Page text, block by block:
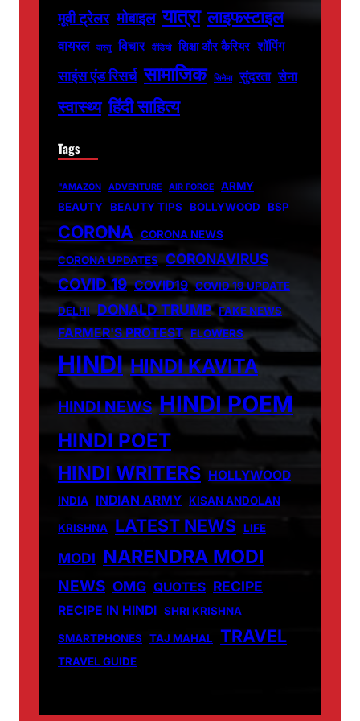
मूवी ट्रेलर मोबाइल यात्रा लाइफस्टाइल
वायरल वास्तु विचार वीडियो शिक्षा और कैरियर शॉपिंग
साइंस एंड रिसर्च सामाजिक सिनेमा सुंदरता सेना
स्वास्थ्य हिंदी साहित्य
Tags
"AMAZON ADVENTURE AIR FORCE
ARMY
BEAUTY BEAUTY TIPS BOLLYWOOD BSP
CORONA
CORONA NEWS
CORONA UPDATES CORONAVIRUS
COVID 19 COVID19 COVID 19 UPDATE
DELHI
DONALD TRUMP FAKE NEWS
FARMER'S PROTEST FLOWERS
HINDI HINDI KAVITA
HINDI NEWS HINDI POEM
HINDI POET
HINDI WRITERS HOLLYWOOD
INDIA INDIAN ARMY KISAN ANDOLAN
KRISHNA LATEST NEWS LIFE
MODI NARENDRA MODI
NEWS OMG QUOTES RECIPE
RECIPE IN HINDI SHRI KRISHNA
SMARTPHONES TAJ MAHAL TRAVEL
TRAVEL GUIDE